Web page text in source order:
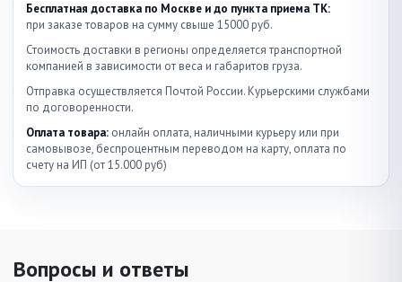
Бесплатная доставка по Москве и до пункта приема ТК:
при заказе товаров на сумму свыше 15000 руб.
Стоимость доставки в регионы определяется транспортной
компанией в зависимости от веса и габаритов груза.
Отправка осуществляется Почтой России. Курьерскими службами
по договоренности.
Оплата товара: онлайн оплата, наличными курьеру или при
самовывозе, беспроцентным переводом на карту, оплата по
счету на ИП (от 15.000 руб)
Вопросы и ответы